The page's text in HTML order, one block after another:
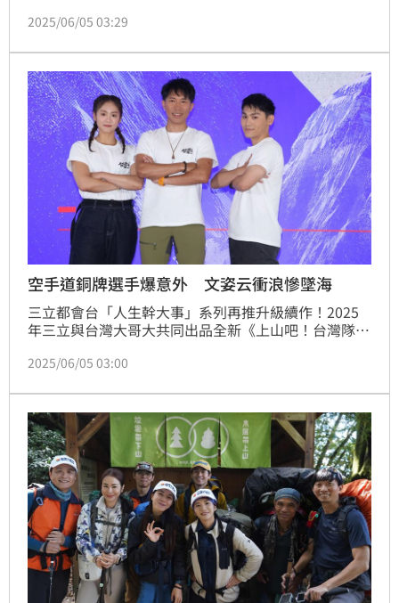
場。蔡維歆
2025/06/05 03:29
空手道銅牌選手爆意外 文姿云衝浪慘墜海
三立都會台「人生幹大事」系列再推升級續作！2025
年三立與台灣大哥大共同出品全新《上山吧！台灣隊》
八弟、阿傑、Max領軍，同時邀來「東京奧運空手道銅
文姿云表示錄製衝浪單元時，因為無法駕馭落海，也一
度暈船想吐。蔡維歆
2025/06/05 03:00